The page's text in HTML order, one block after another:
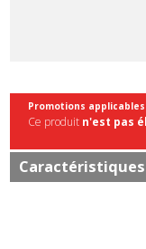
Promotions applicables
Ce produit n'est pas
Caractéristiques